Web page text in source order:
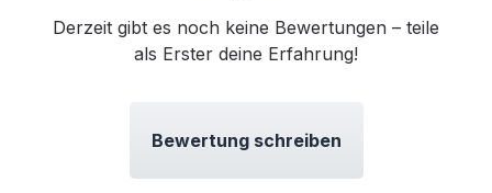
Derzeit gibt es noch keine Bewertungen – teile
als Erster deine Erfahrung!
Bewertung schreiben